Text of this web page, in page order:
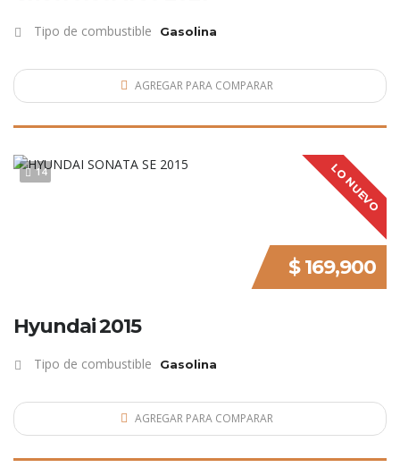
Tipo de combustible Gasolina
AGREGAR PARA COMPARAR
14 LO NUEVO
$ 169,900
Hyundai 2015
Tipo de combustible Gasolina
AGREGAR PARA COMPARAR